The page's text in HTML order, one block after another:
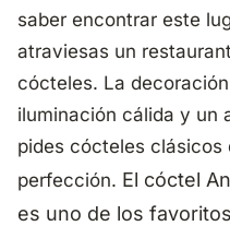
saber encontrar este
atraviesas un
cócteles. La
iluminación cálida y un
pides cócteles clásicos
perfección. El cóctel
es uno de los